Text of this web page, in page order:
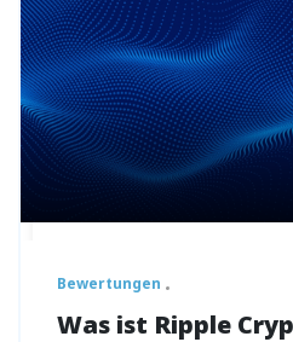
Bewertungen
Was ist Ripple